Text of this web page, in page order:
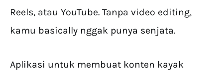
Reels, atau YouTube. Tanpa video editing,
kamu basically nggak punya senjata.
Aplikasi untuk membuat konten kayak